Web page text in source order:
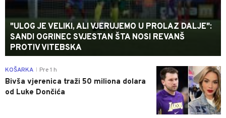
"ULOG JE VELIKI, ALI VJERUJEMO U PROLAZ DALJE":
SANDI OGRINEC SVJESTAN ŠTA NOSI REVANŠ
PROTIV VITEBSKA
0
KOŠARKA Pre 1 h
Bivša vjerenica traži 50 miliona dolara
od Luke Dončića